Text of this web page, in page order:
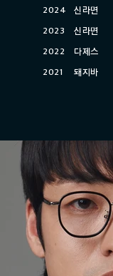
2024
2023
2022
2021
신라면
신라면
다제스
​돼지바